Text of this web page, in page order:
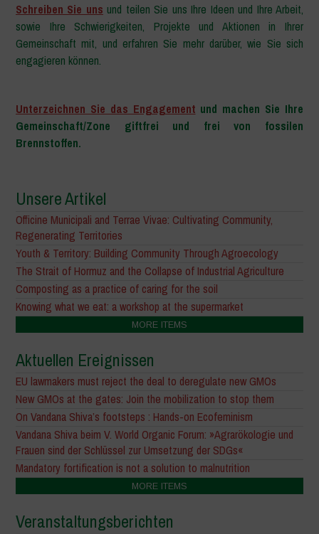
Schreiben Sie uns und teilen Sie uns Ihre Ideen und Ihre Arbeit,
sowie Ihre Schwierigkeiten, Projekte und Aktionen in Ihrer
Gemeinschaft mit, und erfahren Sie mehr darüber, wie Sie sich
engagieren können.
Unterzeichnen Sie das Engagement und machen Sie Ihre
Gemeinschaft/Zone giftfrei und frei von fossilen
Brennstoffen.
Unsere Artikel
Officine Municipali and Terrae Vivae: Cultivating Community,
Regenerating Territories
Youth & Territory: Building Community Through Agroecology
The Strait of Hormuz and the Collapse of Industrial Agriculture
Composting as a practice of caring for the soil
Knowing what we eat: a workshop at the supermarket
MORE ITEMS
Aktuellen Ereignissen
EU lawmakers must reject the deal to deregulate new GMOs
New GMOs at the gates: Join the mobilization to stop them
On Vandana Shiva’s footsteps : Hands-on Ecofeminism
Vandana Shiva beim V. World Organic Forum: »Agrarökologie und
Frauen sind der Schlüssel zur Umsetzung der SDGs«
Mandatory fortification is not a solution to malnutrition
MORE ITEMS
Veranstaltungsberichten